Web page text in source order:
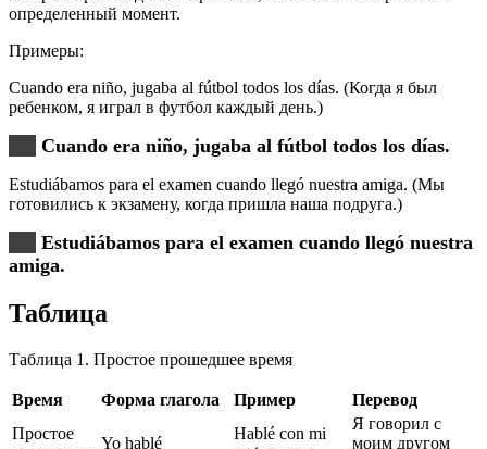
определенный момент.
Примеры:
Cuando era niño, jugaba al fútbol todos los días. (Когда я был
ребенком, я играл в футбол каждый день.)
Cuando era niño, jugaba al fútbol todos los días.
Estudiábamos para el examen cuando llegó nuestra amiga. (Мы
готовились к экзамену, когда пришла наша подруга.)
Estudiábamos para el examen cuando llegó nuestra
amiga.
Таблица
Таблица 1. Простое прошедшее время
Время Форма глагола Пример
Перевод
Простое
Yo hablé
Hablé con mi
Я говорил с
моим другом